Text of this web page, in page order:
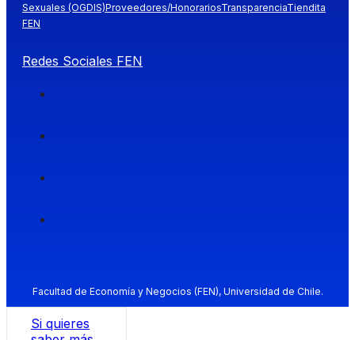
Sexuales (OGDIS)Proveedores/HonorariosTransparenciaTiendita
FEN
Redes Sociales FEN
Facultad de Economía y Negocios (FEN), Universidad de Chile.
Si quieres